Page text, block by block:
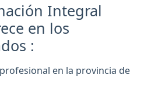
Integral
en los
:
en la provincia de